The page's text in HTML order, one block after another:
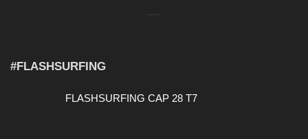
#FLASHSURFING
FLASHSURFING CAP 28 T7